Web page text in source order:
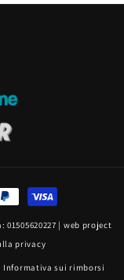
| web project
privacy
Informativa sui rimborsi